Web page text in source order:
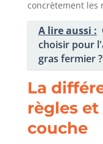
concrètement les
A lire aussi :
choisir pour
gras fermier ?
La
règles
couche